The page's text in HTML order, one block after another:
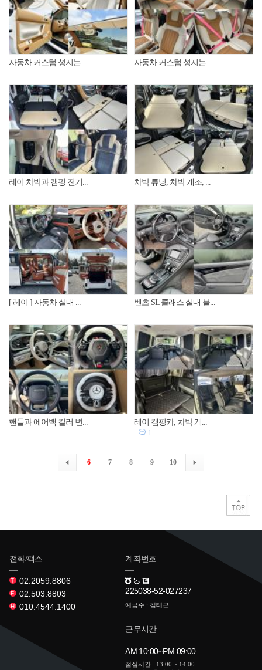
자동차 커스텀 성지는 ... 자동차 커스텀 성지는 ...
레이 차박과 캠핑 전기... 차박 튜닝, 차박 개조, ...
[ 레이 ] 자동차 실내 ... 벤츠 SL 클래스 실내 블...
핸들과 에어백 컬러 변...
레이 캠핑카, 차박 개...
1
6 7 8 9 10
전화/팩스
T 02.2059.8806
F 02.503.8803
H 010.4544.1400
계좌번호
225038-52-027237
예금주 : 김태근
근무시간
AM 10:00~PM 09:00
점심시간 : 13:00 ~ 14:00